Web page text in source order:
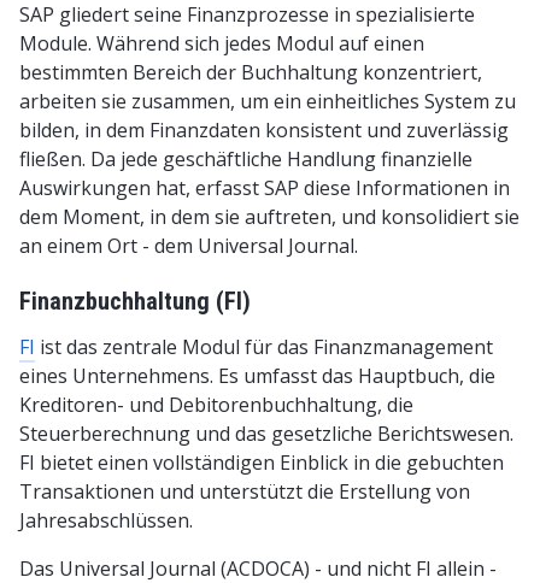
SAP gliedert seine Finanzprozesse in spezialisierte
Module. Während sich jedes Modul auf einen
bestimmten Bereich der Buchhaltung konzentriert,
arbeiten sie zusammen, um ein einheitliches System zu
bilden, in dem Finanzdaten konsistent und zuverlässig
fließen. Da jede geschäftliche Handlung finanzielle
Auswirkungen hat, erfasst SAP diese Informationen in
dem Moment, in dem sie auftreten, und konsolidiert sie
an einem Ort - dem Universal Journal.
Finanzbuchhaltung (FI)
FI ist das zentrale Modul für das Finanzmanagement
eines Unternehmens. Es umfasst das Hauptbuch, die
Kreditoren- und Debitorenbuchhaltung, die
Steuerberechnung und das gesetzliche Berichtswesen.
FI bietet einen vollständigen Einblick in die gebuchten
Transaktionen und unterstützt die Erstellung von
Jahresabschlüssen.
Das Universal Journal (ACDOCA) - und nicht FI allein -